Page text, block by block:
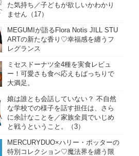
た気持ち／子どもが欲しいかわかり
ません（17）
MEGUMIが語るFlora Notis JILL STU
ARTの新たな香り♡幸福感を纏うフ
レグランス
ミセスドーナツ全4種を実食レビュ
ー！可愛さも食べ応えもばっちりで
大満足。
娘は誰とも会話していない？ 不自然
な学校での様子を話す担任は、さら
に余計なことを／家族全員でいじめ
と戦うということ。（3）
MERCURYDUO×ハリー・ポッターの
特別コレクション♡魔法界を纏う限